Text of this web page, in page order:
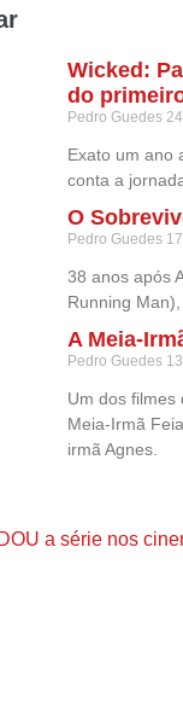
Wicked:
do
Pedro Guedes
Exato um ano
conta a
O
Pedro Guedes
38 anos após
Running
A Meia-
Pedro Guedes
Um dos filmes
Meia-Irmã
irmã Agnes.
a série nos